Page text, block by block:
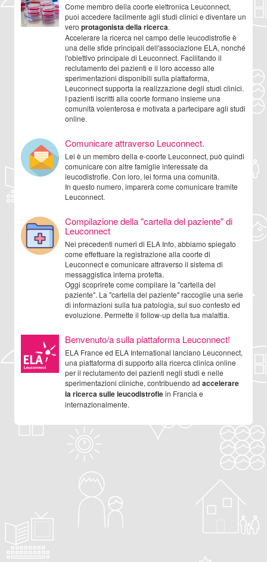
Come membro della coorte elettronica Leuconnect,
puoi accedere facilmente agli studi clinici e diventare un
vero protagonista della ricerca.
Accelerare la ricerca nel campo delle leucodistrofie è
una delle sfide principali dell'associazione ELA, nonché
l'obiettivo principale di Leuconnect. Facilitando il
reclutamento dei pazienti e il loro accesso alle
sperimentazioni disponibili sulla piattaforma,
Leuconnect supporta la realizzazione degli studi clinici.
I pazienti iscritti alla coorte formano insieme una
comunità volenterosa e motivata a partecipare agli studi
online.
Comunicare attraverso Leuconnect.
Lei è un membro della e-coorte Leuconnect, può quindi
comunicare con altre famiglie interessate da
leucodistrofie. Con loro, lei forma una comunità.
In questo numero, imparerà come comunicare tramite
Leuconnect.
Compilazione della "cartella del paziente" di
Leuconnect
Nei precedenti numeri di ELA Info, abbiamo spiegato
come effettuare la registrazione alla coorte di
Leuconnect e comunicare attraverso il sistema di
messaggistica interna protetta.
Oggi scoprirete come compilare la "cartella del
paziente". La "cartella del paziente" raccoglie una serie
di informazioni sulla tua patologia, sul suo contesto ed
evoluzione. Permette il follow-up della tua malattia.
Benvenuto/a sulla piattaforma Leuconnect!
ELA France ed ELA International lanciano Leuconnect,
una piattaforma di supporto alla ricerca clinica online
per il reclutamento dei pazienti negli studi e nelle
sperimentazioni cliniche, contribuendo ad accelerare
la ricerca sulle leucodistrofiein Francia e
internazionalmente.